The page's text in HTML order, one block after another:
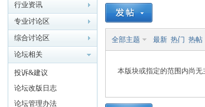
中 » › ›
行业资讯
专业讨论区
综合讨论区
论坛相关
投诉&建议
论坛改版日志
论坛管理办法
全部主题 最新 热门 热帖
本版块或指定的范围内尚无